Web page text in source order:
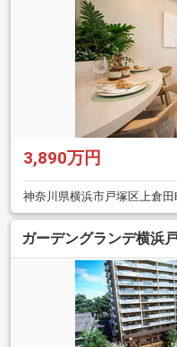
3,890万円
神奈川県横浜市戸塚区上倉田
ガーデングランデ横浜